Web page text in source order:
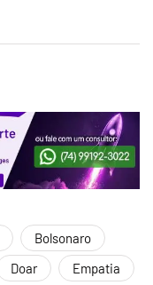
Bolsonaro
Doar Empatia